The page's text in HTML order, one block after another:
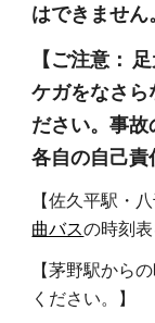
はできません
【ご注意：
ケガをなさら
ださい。事故
各自の自己責
【佐久平駅・
曲バスの時刻
【茅野駅から
ください。】